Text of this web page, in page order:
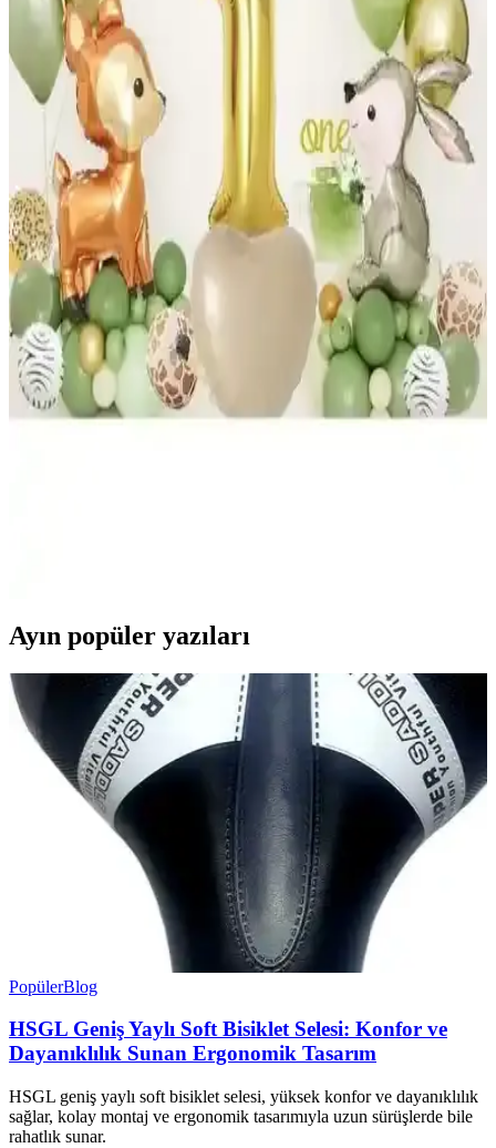
Patla<dı> Gitti Gold ve Gümüş Konsept 2 Yaş
Doğum Günü Kutlama Setleri Karşılaştırması
İki popüler doğum günü kutlama setinin detaylı karşılaştırması. Gold
ve Gümüş temalar, içerik, kullanıcı yorumları ve özellikler ile en
uygun seçeneği belirleyin.
Patla<dı> Gitti Doğum Günü Setleri
Karşılaştırması: Retro ve Safari Temaları
İki farklı doğum günü seti olan Retro ve Safari temaları detaylı
karşılaştırmasıyla, ihtiyaçlarınıza uygun olanı seçmenize yardımcı
oluyor. Renkler, içerik ve kullanıcı yorumlarıyla en iyi kararı verin.
Bebek ve Doğum Günü Partisi Setleri
Karşılaştırması: Hangi Set Daha Uygun
İki farklı parti setini detaylı karşılaştırıyoruz: bebek partisi için şeffaf
kutu ve balon seti ile rose gold konsept doğum günü seti. Hangi
ürün ihtiyaçlarınıza daha uygun? İşte detaylar.
Ayın popüler yazıları
PopülerBlog
HSGL Geniş Yaylı Soft Bisiklet Selesi: Konfor ve
Dayanıklılık Sunan Ergonomik Tasarım
HSGL geniş yaylı soft bisiklet selesi, yüksek konfor ve dayanıklılık
sağlar, kolay montaj ve ergonomik tasarımıyla uzun sürüşlerde bile
rahatlık sunar.